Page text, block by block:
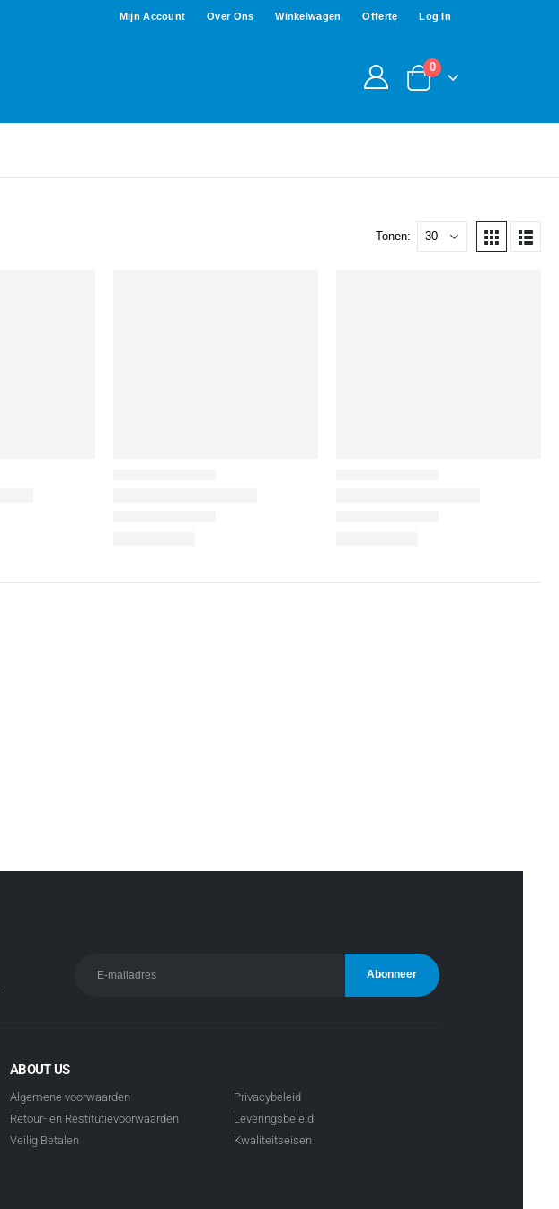
Mijn Account Over Ons Winkelwagen Offerte Log In
0
Tonen:
ABOUT US
Algemene voorwaarden
Retour- en Restitutievoorwaarden
Veilig Betalen
Privacybeleid
Leveringsbeleid
Kwaliteitseisen